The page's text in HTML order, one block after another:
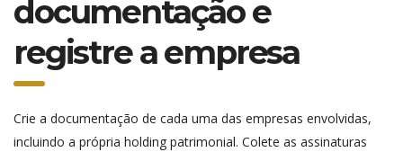
documentação e
registre a empresa
Crie a documentação de cada uma das empresas envolvidas,
incluindo a própria holding patrimonial. Colete as assinaturas